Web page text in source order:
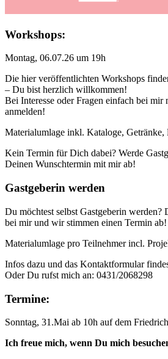
Workshops:
Montag, 06.07.26 um 19h
Die hier veröffentlichten Workshops
– Du bist herzlich willkommen!
Bei Interesse oder Fragen einfach bei mir
anmelden!
Materialumlage inkl. Kataloge, Getränke,
Kein Termin für Dich dabei? Werde
Deinen Wunschtermin mit mir ab!
Gastgeberin werden
Du möchtest selbst Gastgeberin werden?
bei mir und wir stimmen einen Termin ab!
Materialumlage pro Teilnehmer incl.
Infos dazu und das Kontaktformular
Oder Du rufst mich an: 0431/2068298
Termine:
Sonntag, 31.Mai ab 10h auf dem
Ich freue mich, wenn Du mich